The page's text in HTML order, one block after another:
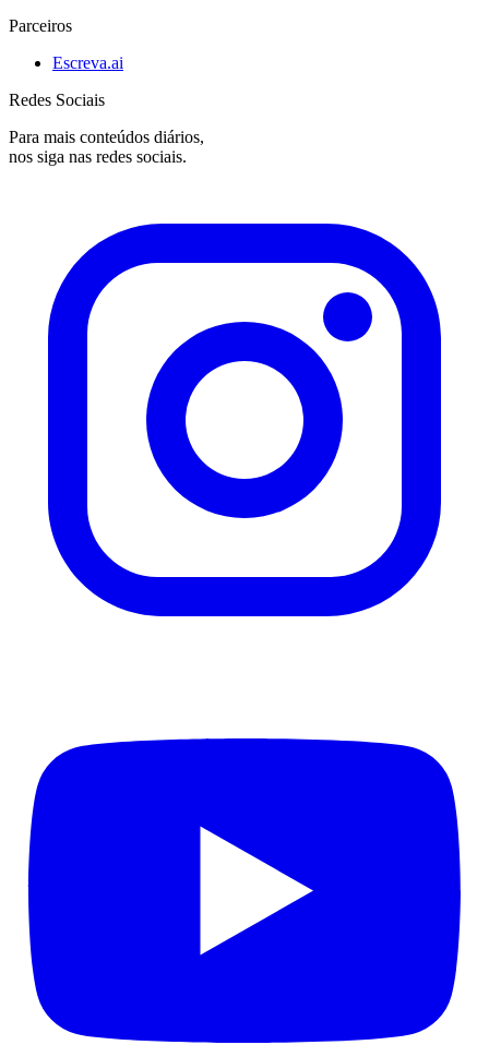
Parceiros
Escreva.ai
Redes Sociais
Para mais conteúdos diários,
nos siga nas redes sociais.